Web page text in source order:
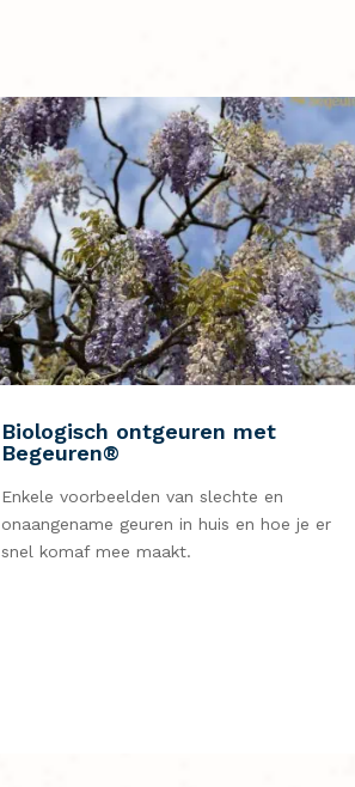
Biologisch ontgeuren met
Begeuren®
Enkele voorbeelden van slechte en
onaangename geuren in huis en hoe je er
snel komaf mee maakt.